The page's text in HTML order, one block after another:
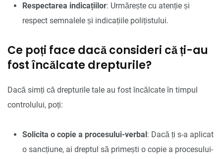
Respectarea indicațiilor: Urmărește cu atenție și
respect semnalele și indicațiile polițistului.
Ce poți face dacă consideri că ți-au
fost încălcate drepturile?
Dacă simți că drepturile tale au fost încălcate în timpul
controlului, poți:
Solicita o copie a procesului-verbal: Dacă ți s-a aplicat
o sancțiune, ai dreptul să primești o copie a procesului-